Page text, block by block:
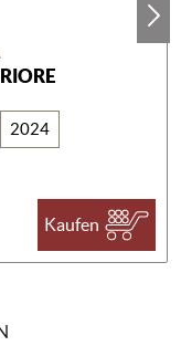
2024
Kaufen